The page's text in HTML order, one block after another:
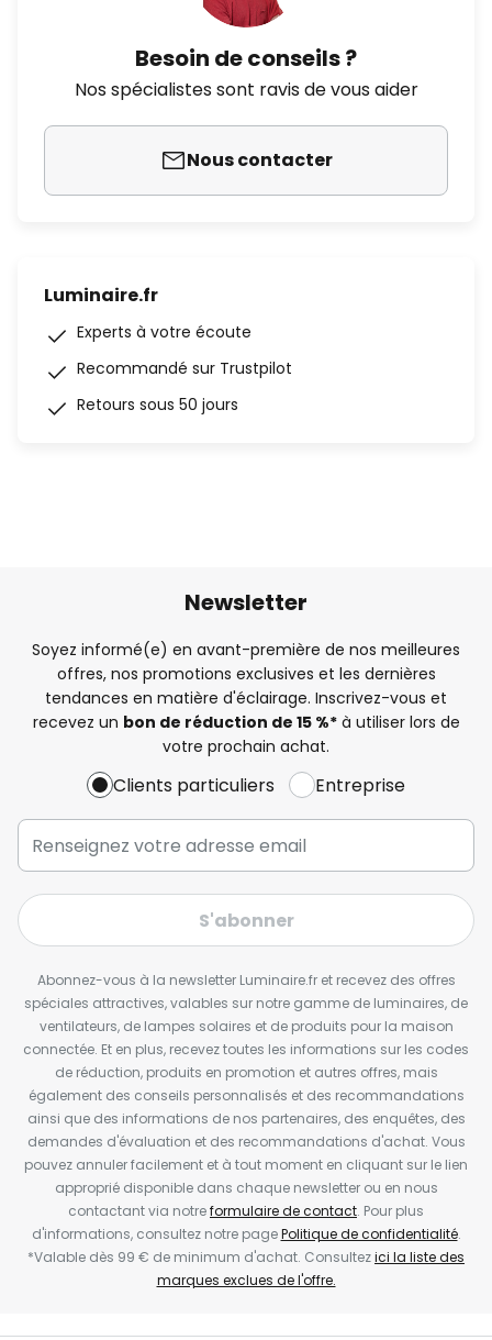
Besoin de conseils ?
Nos spécialistes sont ravis de vous aider
Nous contacter
Luminaire.fr
Experts à votre écoute
Recommandé sur Trustpilot
Retours sous 50 jours
Newsletter
Soyez informé(e) en avant-première de nos meilleures
offres, nos promotions exclusives et les dernières
tendances en matière d'éclairage. Inscrivez-vous et
recevez un bon de réduction de 15 %*à utiliser lors de
votre prochain achat.
Clients particuliers Entreprise
S'abonner
Abonnez-vous à la newsletter Luminaire.fr et recevez des offres
spéciales attractives, valables sur notre gamme de luminaires, de
ventilateurs, de lampes solaires et de produits pour la maison
connectée. Et en plus, recevez toutes les informations sur les codes
de réduction, produits en promotion et autres offres, mais
également des conseils personnalisés et des recommandations
ainsi que des informations de nos partenaires, des enquêtes, des
demandes d'évaluation et des recommandations d'achat. Vous
pouvez annuler facilement et à tout moment en cliquant sur le lien
approprié disponible dans chaque newsletter ou en nous
contactant via notreformulaire de contact. Pour plus
d'informations, consultez notre pagePolitique de confidentialité.
*Valable dès 99 € de minimum d'achat. Consultezici la liste des
marques exclues de l'offre.